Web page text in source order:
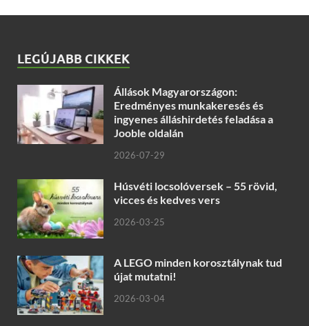
LEGÚJABB CIKKEK
Állások Magyarországon:
Eredményes munkakeresés és
ingyenes álláshirdetés feladása a
Jooble oldalán
2026-07-29
Húsvéti locsolóversek – 55 rövid,
vicces és kedves vers
2026-03-25
A LEGO minden korosztálynak tud
újat mutatni!
2026-03-04